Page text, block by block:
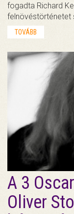
fogadta Richard
felnövéstörténetet
TOVÁBB
A 3
Oliver